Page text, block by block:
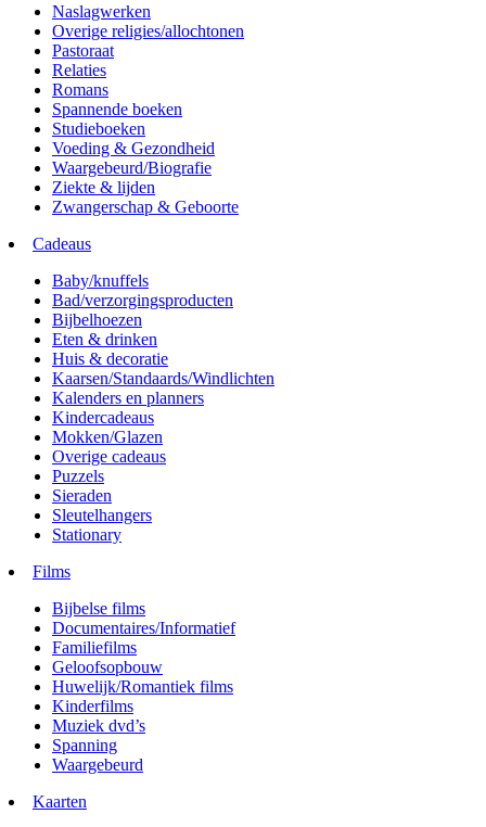
Naslagwerken
Overige religies/allochtonen
Pastoraat
Relaties
Romans
Spannende boeken
Studieboeken
Voeding & Gezondheid
Waargebeurd/Biografie
Ziekte & lijden
Zwangerschap & Geboorte
Cadeaus
Baby/knuffels
Bad/verzorgingsproducten
Bijbelhoezen
Eten & drinken
Huis & decoratie
Kaarsen/Standaards/Windlichten
Kalenders en planners
Kindercadeaus
Mokken/Glazen
Overige cadeaus
Puzzels
Sieraden
Sleutelhangers
Stationary
Films
Bijbelse films
Documentaires/Informatief
Familiefilms
Geloofsopbouw
Huwelijk/Romantiek films
Kinderfilms
Muziek dvd’s
Spanning
Waargebeurd
Kaarten